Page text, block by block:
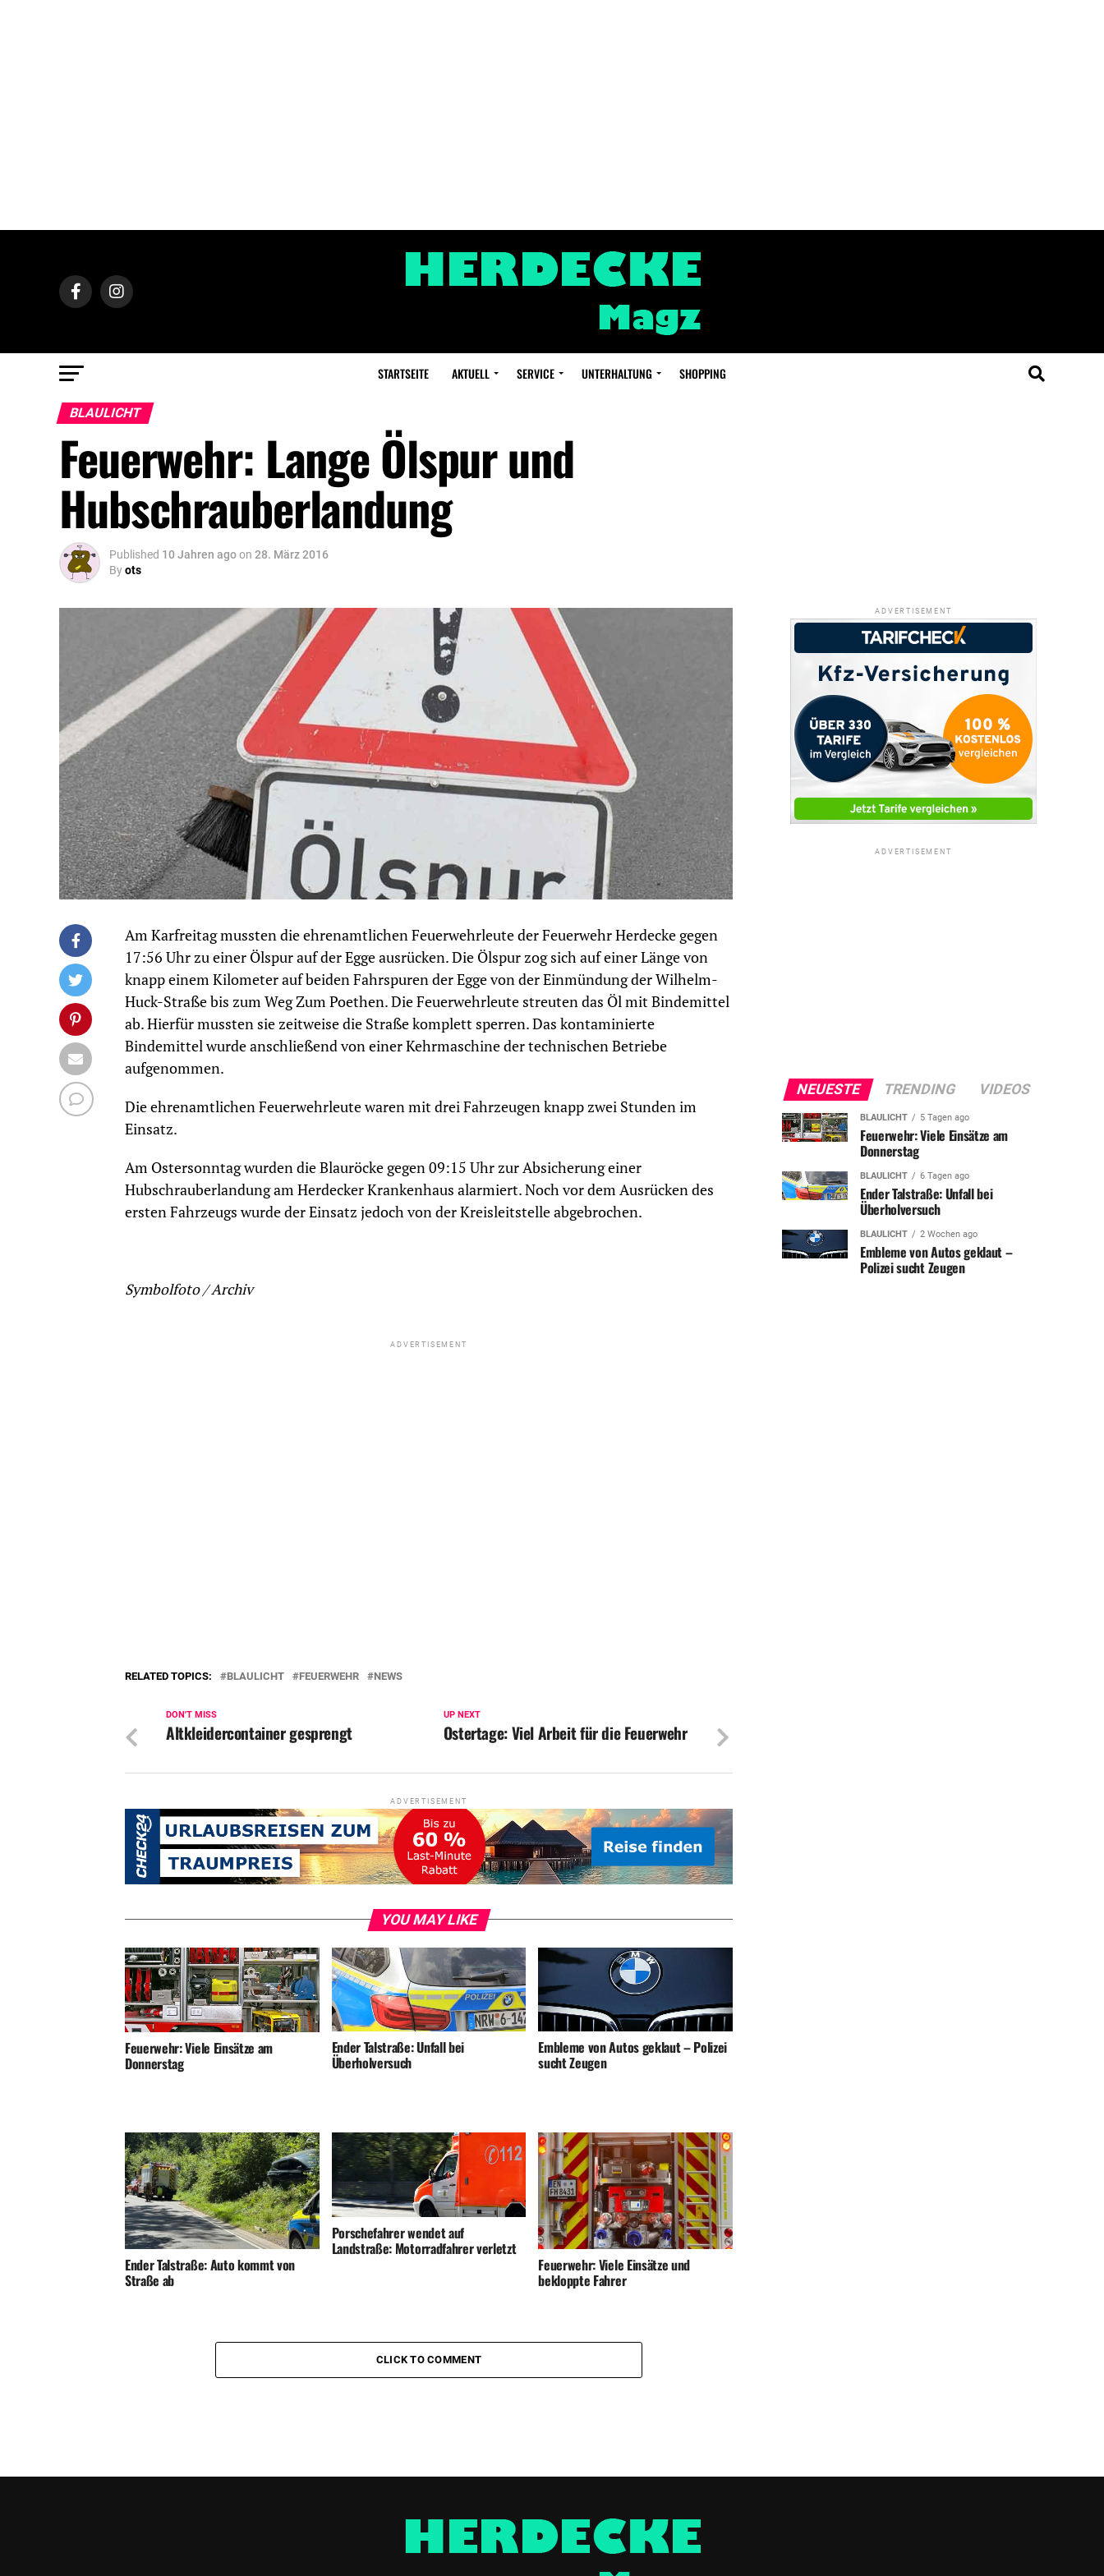
STARTSEITE AKTUELL SERVICE UNTERHALTUNG SHOPPING
BLAULICHT
Feuerwehr: Lange Ölspur und
Hubschrauberlandung
Published 10 Jahren agoon 28. März 2016
Byots
Am Karfreitag mussten die ehrenamtlichen Feuerwehrleute der Feuerwehr Herdecke gegen
17:56 Uhr zu einer Ölspur auf der Egge ausrücken. Die Ölspur zog sich auf einer Länge von
knapp einem Kilometer auf beiden Fahrspuren der Egge von der Einmündung der Wilhelm-
Huck-Straße bis zum Weg Zum Poethen. Die Feuerwehrleute streuten das Öl mit Bindemittel
ab. Hierfür mussten sie zeitweise die Straße komplett sperren. Das kontaminierte
Bindemittel wurde anschließend von einer Kehrmaschine der technischen Betriebe
aufgenommen.
Die ehrenamtlichen Feuerwehrleute waren mit drei Fahrzeugen knapp zwei Stunden im
Einsatz.
Am Ostersonntag wurden die Blauröcke gegen 09:15 Uhr zur Absicherung einer
Hubschrauberlandung am Herdecker Krankenhaus alarmiert. Noch vor dem Ausrücken des
ersten Fahrzeugs wurde der Einsatz jedoch von der Kreisleitstelle abgebrochen.
Symbolfoto / Archiv
ADVERTISEMENT
RELATED TOPICS: BLAULICHT FEUERWEHR NEWS
UP NEXT
Ostertage: Viel Arbeit für die Feuerwehr
DON'T MISS
Altkleidercontainer gesprengt
ADVERTISEMENT
YOU MAY LIKE
Feuerwehr: Viele Einsätze am
Donnerstag
Ender Talstraße: Unfall bei
Überholversuch
Embleme von Autos geklaut – Polizei
sucht Zeugen
Ender Talstraße: Auto kommt von
Straße ab
Porschefahrer wendet auf
Landstraße: Motorradfahrer verletzt
Feuerwehr: Viele Einsätze und
bekloppte Fahrer
CLICK TO COMMENT
ADVERTISEMENT
ADVERTISEMENT
NEUESTE TRENDING VIDEOS
BLAULICHT 5 Tagen ago
Feuerwehr: Viele Einsätze am
Donnerstag
BLAULICHT 6 Tagen ago
Ender Talstraße: Unfall bei
Überholversuch
BLAULICHT 2 Wochen ago
Embleme von Autos geklaut –
Polizei sucht Zeugen